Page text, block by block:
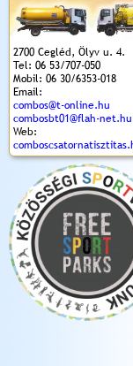
2700 Cegléd, Ölyv u. 4.
Tel: 06 53/707-050
Mobil: 06 30/6353-018
Email:
combos@t-online.hu
combosbt01@flah-net.hu
Web: